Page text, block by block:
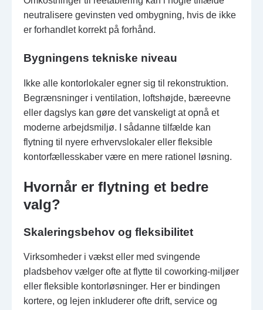
neutralisere gevinsten ved ombygning, hvis de ikke
er forhandlet korrekt på forhånd.
Bygningens tekniske niveau
Ikke alle kontorlokaler egner sig til rekonstruktion.
Begrænsninger i ventilation, loftshøjde, bæreevne
eller dagslys kan gøre det vanskeligt at opnå et
moderne arbejdsmiljø. I sådanne tilfælde kan
flytning til nyere erhvervslokaler eller fleksible
kontorfællesskaber være en mere rationel løsning.
Hvornår er flytning et bedre
valg?
Skaleringsbehov og fleksibilitet
Virksomheder i vækst eller med svingende
pladsbehov vælger ofte at flytte til coworking-miljøer
eller fleksible kontorløsninger. Her er bindingen
kortere, og lejen inkluderer ofte drift, service og